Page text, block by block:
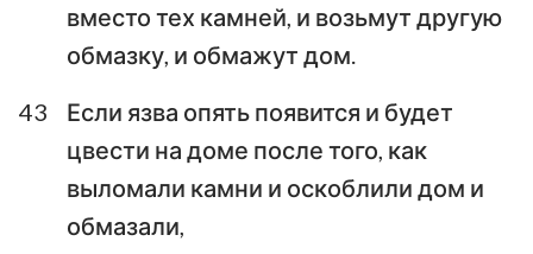
вместо тех камней, и возьмут другую
обмазку, и обмажут дом.
43
Если язва опять появится и будет
цвести на доме после того, как
выломали камни и оскоблили дом и
обмазали,